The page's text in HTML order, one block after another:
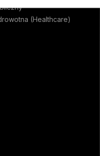
(Healthcare)